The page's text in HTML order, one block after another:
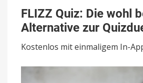
Quiz:
Die
wohl
Alternative
Quizduell-
FLIZZ Quiz: Die wohl
Alternative zur
Kostenlos mit einmaligem In-